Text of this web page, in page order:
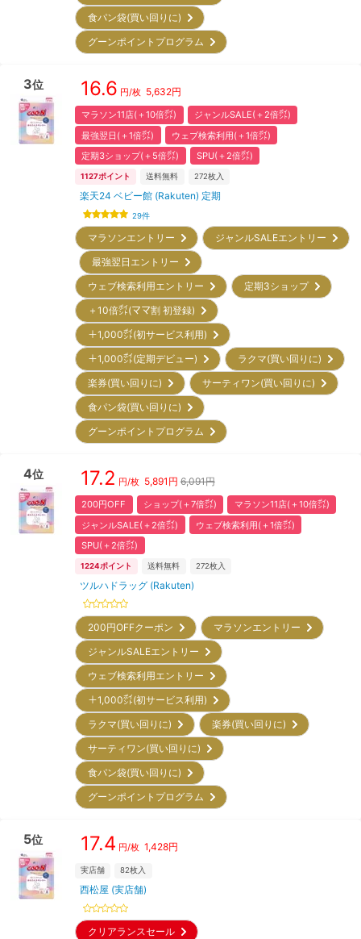
食パン袋(買い回りに)
グーンポイントプログラム
3位 16.6 円/枚 5,632円
マラソン11店(＋10倍㌽)
ジャンルSALE(＋2倍㌽)
最強翌日(＋1倍㌽)
ウェブ検索利用(＋1倍㌽)
定期3ショップ(＋5倍㌽)
SPU(＋2倍㌽)
1127ポイント 送料無料 272枚入
楽天24 ベビー館 (Rakuten) 定期
29件
マラソンエントリー
ジャンルSALEエントリー
最強翌日エントリー
ウェブ検索利用エントリー
定期3ショップ
＋10倍㌽(ママ割 初登録)
＋1,000㌽(初サービス利用)
＋1,000㌽(定期デビュー)
ラクマ(買い回りに)
楽券(買い回りに)
サーティワン(買い回りに)
食パン袋(買い回りに)
グーンポイントプログラム
4位 17.2 円/枚 5,891 円 6,091円
200円OFF ショップ(＋7倍㌽)
マラソン11店(＋10倍㌽)
ジャンルSALE(＋2倍㌽)
ウェブ検索利用(＋1倍㌽)
SPU(＋2倍㌽)
1224ポイント 送料無料 272枚入
ツルハドラッグ (Rakuten)
200円OFFクーポン
マラソンエントリー
ジャンルSALEエントリー
ウェブ検索利用エントリー
＋1,000㌽(初サービス利用)
ラクマ(買い回りに)
楽券(買い回りに)
サーティワン(買い回りに)
食パン袋(買い回りに)
グーンポイントプログラム
5位 17.4 円/枚 1,428円
実店舗 82枚入
西松屋 (実店舗)
クリアランスセール